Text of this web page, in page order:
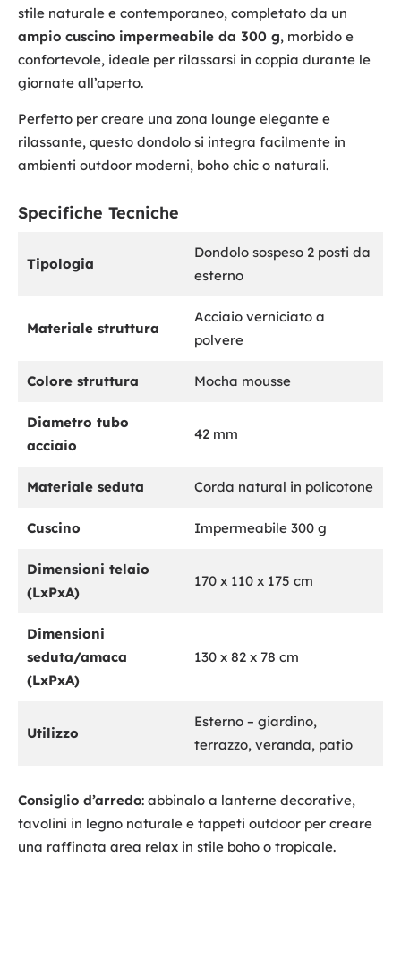
stile naturale e contemporaneo, completato da un
ampio cuscino impermeabile da 300 g, morbido e
confortevole, ideale per rilassarsi in coppia durante le
giornate all’aperto.
Perfetto per creare una zona lounge elegante e
rilassante, questo dondolo si integra facilmente in
ambienti outdoor moderni, boho chic o naturali.
Specifiche Tecniche
Tipologia
Dondolo sospeso 2 posti da
esterno
Materiale struttura
Acciaio verniciato a
polvere
Colore struttura Mocha mousse
Diametro tubo
acciaio
42 mm
Materiale seduta Corda natural in policotone
Cuscino Impermeabile 300 g
Dimensioni telaio
(LxPxA)
170 x 110 x 175 cm
Dimensioni
seduta/amaca
(LxPxA)
130 x 82 x 78 cm
Utilizzo
Esterno – giardino,
terrazzo, veranda, patio
Consiglio d’arredo: abbinalo a lanterne decorative,
tavolini in legno naturale e tappeti outdoor per creare
una raffinata area relax in stile boho o tropicale.